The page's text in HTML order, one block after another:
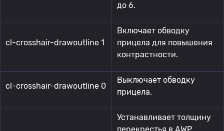
до 6.
cl-crosshair-drawoutline 1
Включает обводку
прицела для повышения
контрастности.
cl-crosshair-drawoutline 0
Выключает обводку
прицела.
Устанавливает толщину